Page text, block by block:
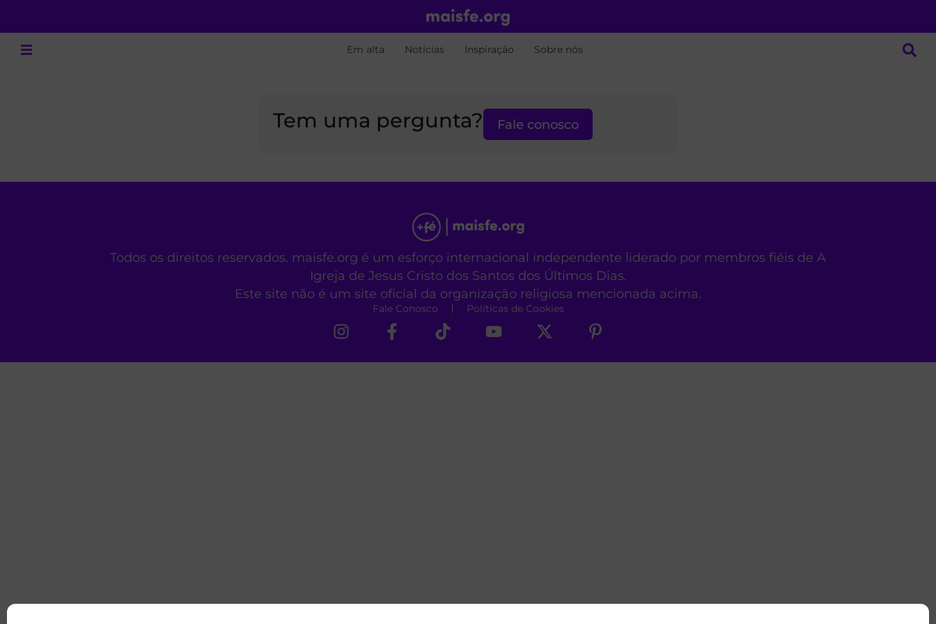
Em alta Notícias Inspiração Sobre nós
Tem uma pergunta? Fale conosco
Todos os direitos reservados. maisfe.org é um esforço internacional independente liderado por membros fiéis de A
Igreja de Jesus Cristo dos Santos dos Últimos Dias.
Este site não é um site oficial da organização religiosa mencionada acima.
Fale Conosco Políticas de Cookies